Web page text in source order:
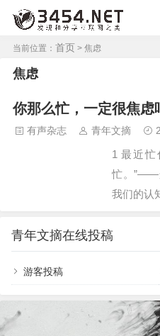
当前位置： 首页 > 焦虑
焦虑
你那么忙，一定很焦虑
有声杂志 青年文摘
1 最近忙什么呢？”嗨，没忙什么，瞎
忙。”——
我们的认
你怎么可
才能赚到
庭打理
说穿了，
是用忙
青年文摘在线投稿
游客投稿